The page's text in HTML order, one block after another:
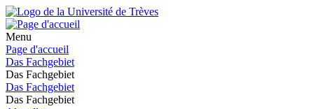
Menu
Page d'accueil
Das Fachgebiet
Das Fachgebiet
Das Fachgebiet
Das Fachgebiet